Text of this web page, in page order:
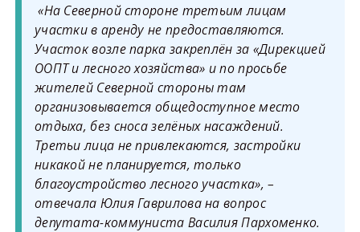
«На Северной стороне третьим лицам
участки в аренду не предоставляются.
Участок возле парка закреплён за «Дирекцией
ООПТ и лесного хозяйства» и по просьбе
жителей Северной стороны там
организовывается общедоступное место
отдыха, без сноса зелёных насаждений.
Третьи лица не привлекаются, застройки
никакой не планируется, только
благоустройство лесного участка», –
отвечала Юлия Гаврилова на вопрос
депутата-коммуниста Василия Пархоменко.